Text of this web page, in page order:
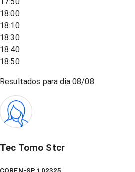
17:50
18:00
18:10
18:30
18:40
18:50
Resultados para dia08/08
Tec Tomo Stcr
COREN-SP 102325